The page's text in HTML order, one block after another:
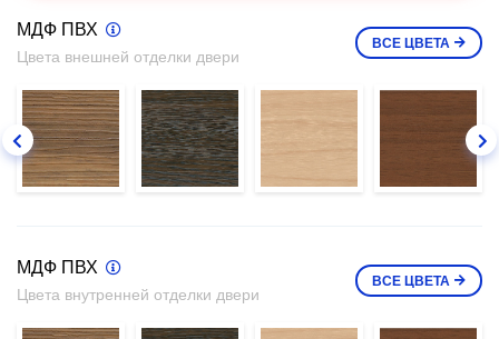
МДФ ПВХ
Цвета внешней отделки двери
ВСЕ ЦВЕТА
МДФ ПВХ
Цвета внутренней отделки двери
ВСЕ ЦВЕТА